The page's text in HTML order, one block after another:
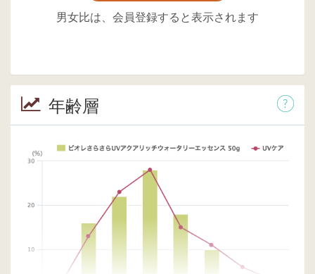
男女比は、会員登録すると表示されます
年齢層